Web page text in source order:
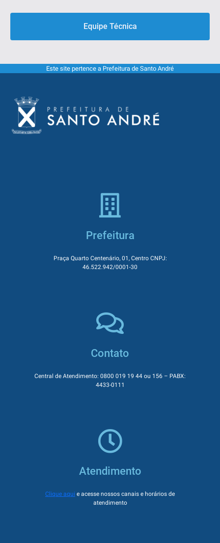
Equipe Técnica
Este site pertence a Prefeitura de Santo André
Prefeitura
Praça Quarto Centenário, 01, Centro CNPJ:
46.522.942/0001-30
Contato
Central de Atendimento: 0800 019 19 44 ou 156 – PABX:
4433-0111
Atendimento
Clique aqui e acesse nossos canais e horários de
atendimento